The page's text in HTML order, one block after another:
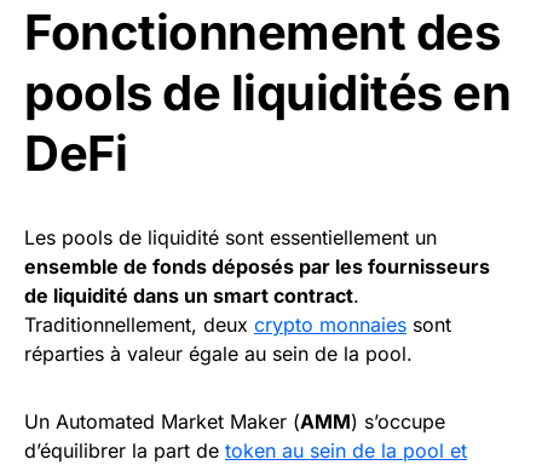
Fonctionnement des
pools de liquidités en
DeFi
Les pools de liquidité sont essentiellement un
ensemble de fonds déposés par les fournisseurs
de liquidité dans un smart contract.
Traditionnellement, deux crypto monnaies sont
réparties à valeur égale au sein de la pool.
Un Automated Market Maker (AMM) s’occupe
d’équilibrer la part de token au sein de la pool et